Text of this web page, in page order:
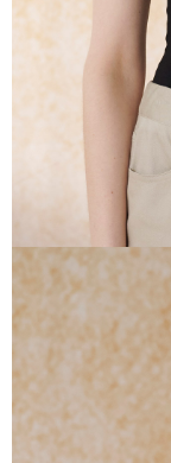
５．嚴禁一人註冊多
恩沛科技股份有限公